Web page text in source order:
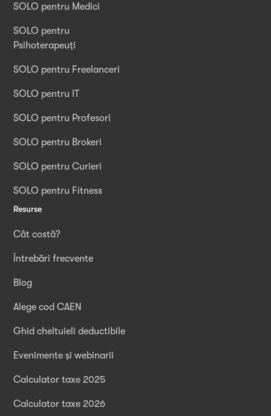
SOLO pentru Medici
SOLO pentru
Psihoterapeuți
SOLO pentru Freelanceri
SOLO pentru IT
SOLO pentru Profesori
SOLO pentru Brokeri
SOLO pentru Curieri
SOLO pentru Fitness
Resurse
Cât costă?
Întrebări frecvente
Blog
Alege cod CAEN
Ghid cheltuieli deductibile
Evenimente și webinarii
Calculator taxe 2025
Calculator taxe 2026